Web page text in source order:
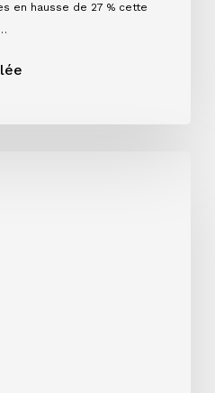
en hausse de 27 % cette